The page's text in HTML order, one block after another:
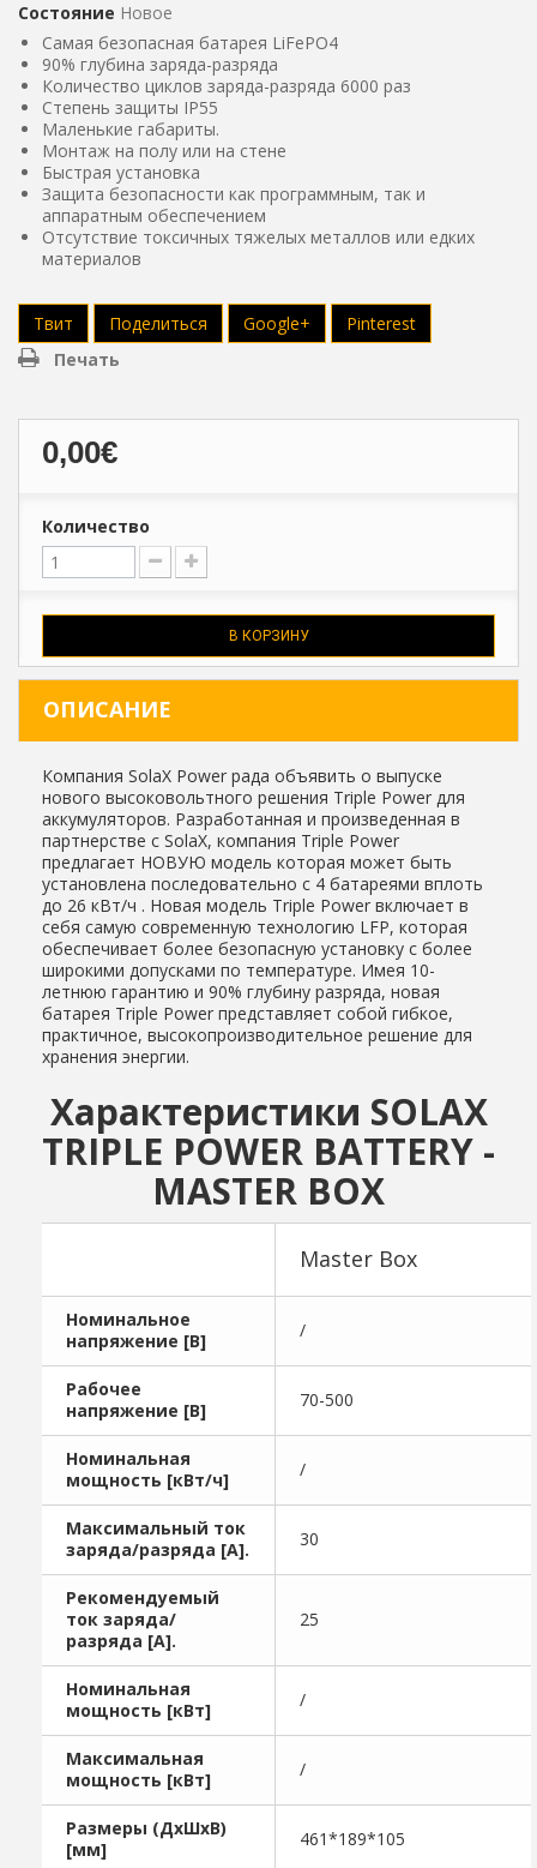
Состояние Новое
Самая безопасная батарея LiFePO4
90% глубина заряда-разряда
Количество циклов заряда-разряда 6000 раз
Степень защиты IP55
Маленькие габариты.
Монтаж на полу или на стене
Быстрая установка
Защита безопасности как программным, так и
аппаратным обеспечением
Отсутствие токсичных тяжелых металлов или едких
материалов
Твит Поделиться Google+
Pinterest
Печать
0,00€
Количество
В КОРЗИНУ
ОПИСАНИЕ
Компания SolaX Power рада объявить о выпуске
нового высоковольтного решения Triple Power для
аккумуляторов. Разработанная и произведенная в
партнерстве с SolaX, компания Triple Power
предлагает НОВУЮ модель которая может быть
установлена последовательно с 4 батареями вплоть
до 26 кВт/ч . Новая модель Triple Power включает в
себя самую современную технологию LFP, которая
обеспечивает более безопасную установку с более
широкими допусками по температуре. Имея 10-
летнюю гарантию и 90% глубину разряда, новая
батарея Triple Power представляет собой гибкое,
практичное, высокопроизводительное решение для
хранения энергии.
Характеристики SOLAX
TRIPLE POWER BATTERY -
MASTER BOX
Master Box
Номинальное
напряжение [В]
/
Рабочее
напряжение [В]
70-500
Номинальная
мощность [кВт/ч]
/
Максимальный ток
заряда/разряда [A].
30
Рекомендуемый
ток заряда/
разряда [A].
25
Номинальная
мощность [кВт]
/
Максимальная
мощность [кВт]
/
Размеры (ДхШхВ)
[мм]
461*189*105